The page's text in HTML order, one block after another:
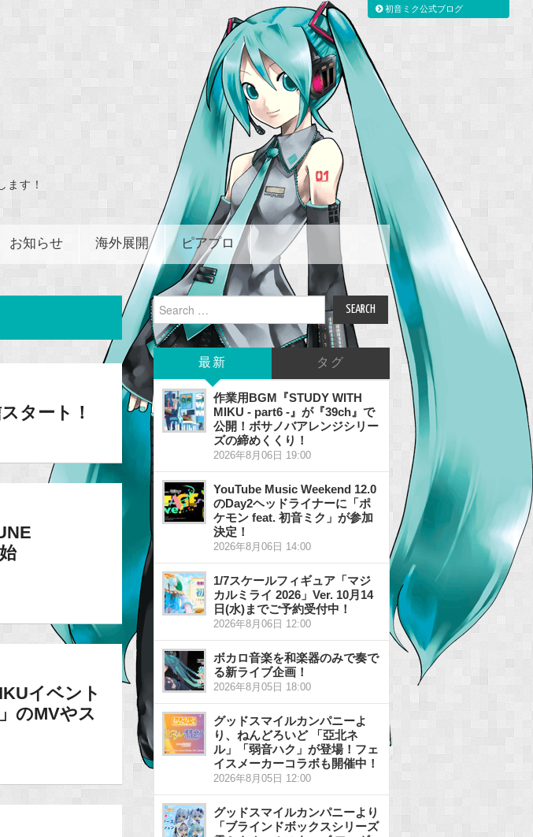
ます！
お知らせ 海外展開 ピアプロ
タート！
イベント
のMVやス
Search
for:
最新 タグ
作業用BGM『STUDY WITH
MIKU - part6 -』が『39ch』で
公開！ボサノバアレンジシリー
ズの締めくくり！
2026年8月06日 19:00
YouTube Music Weekend 12.0
のDay2ヘッドライナーに「ポ
ケモン feat. 初音ミク」が参加
決定！
2026年8月06日 14:00
1/7スケールフィギュア「マジ
カルミライ 2026」Ver. 10月14
日(水)までご予約受付中！
2026年8月06日 12:00
ボカロ音楽を和楽器のみで奏で
る新ライブ企画！
2026年8月05日 18:00
グッドスマイルカンパニーよ
り、ねんどろいど 「亞北ネ
ル」「弱音ハク」が登場！フェ
イスメーカーコラボも開催中！
2026年8月05日 12:00
グッドスマイルカンパニーより
「ブラインドボックスシリーズ
初音ミク公式ブログ